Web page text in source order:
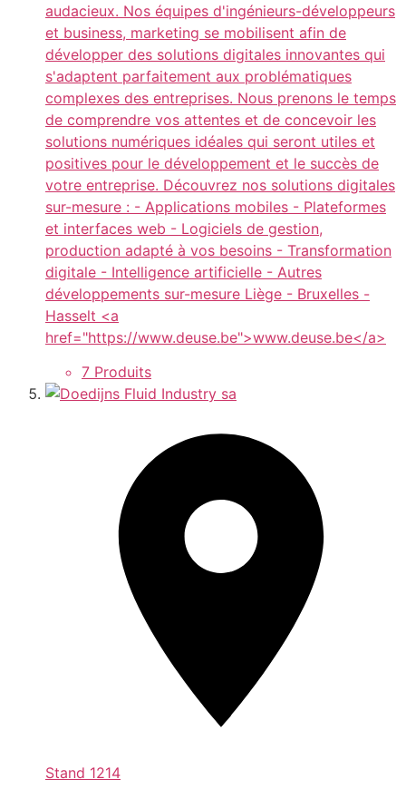
audacieux. Nos équipes d'ingénieurs-développeurs
et business, marketing se mobilisent afin de
développer des solutions digitales innovantes qui
s'adaptent parfaitement aux problématiques
complexes des entreprises. Nous prenons le temps
de comprendre vos attentes et de concevoir les
solutions numériques idéales qui seront utiles et
positives pour le développement et le succès de
votre entreprise. Découvrez nos solutions digitales
sur-mesure : - Applications mobiles - Plateformes
et interfaces web - Logiciels de gestion,
production adapté à vos besoins - Transformation
digitale - Intelligence artificielle - Autres
développements sur-mesure Liège - Bruxelles -
Hasselt <a
href="https://www.deuse.be">www.deuse.be</a>
7 Produits
Stand 1214